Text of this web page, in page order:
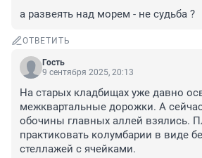
а развеять над морем - не судьба ?
ОТВЕТИТЬ
Гость
9 сентября 2025, 20:13
На старых кладбищах уже давно
межквартальные дорожки. А
обочины главных аллей взялись.
практиковать колумбарии в виде
стеллажей с ячейками.